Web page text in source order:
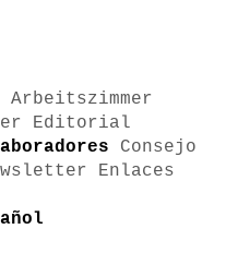
Arbeitszimmer
Editorial
Consejo
Enlaces